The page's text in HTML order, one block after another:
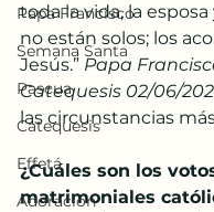
Papa Francisco
Semana Santa
Pascua
Catequesis
Effetá
Adoración
toda la vida, la
no están solos; los
Jesús.” Papa
Catequesis 02/06/
las circunstancias
¿Cuáles son los
matrimoniales